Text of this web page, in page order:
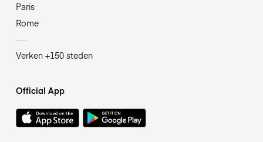
Paris
Rome
Verken +150 steden
Official App